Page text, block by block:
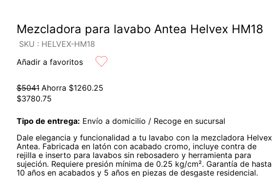
Mezcladora para lavabo Antea Helvex HM18
: HELVEX-HM18
Añadir a favoritos
$5041 Ahorra $1260.25
$3780.75
Tipo de entrega: Envío a domicilio / Recoge en sucursal
Dale elegancia y funcionalidad a tu lavabo con la mezcladora Helvex
Antea. Fabricada en latón con acabado cromo, incluye contra de
rejilla e inserto para lavabos sin rebosadero y herramienta para
sujeción. Requiere presión mínima de 0.25 kg/cm². Garantía de hasta
10 años en acabados y 5 años en piezas de desgaste residencial.